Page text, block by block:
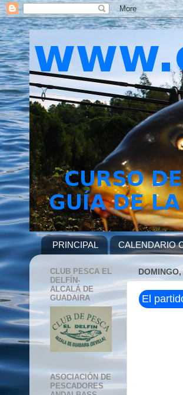
PRINCIPAL CALENDARIO
El
CLUB PESCA EL
DELFÍN-
ALCALÁ DE
GUADAIRA
ASOCIACIÓN DE
PESCADORES